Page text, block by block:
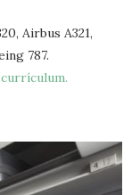
Airbus A321,
787.